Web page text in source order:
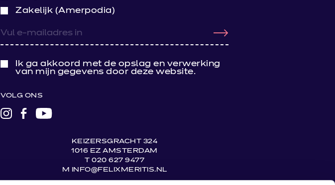
Zakelijk (Amerpodia)
Ik ga akkoord met de opslag en verwerking
van mijn gegevens door deze website.
VOLG ONS
LINK
LINKLINK
KEIZERSGRACHT 324
1016 EZ AMSTERDAM
T 020 627 9477
M INFO@FELIXMERITIS.NL